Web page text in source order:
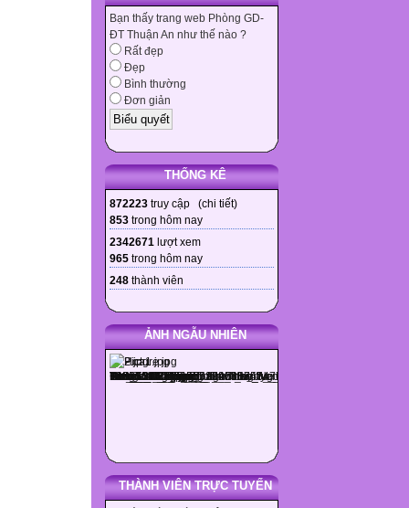
Bạn thấy trang web Phòng GD-
ĐT Thuận An như thế nào ?
Rất đẹp
Đẹp
Bình thường
Đơn giản
THỐNG KÊ
872223 truy cập (chi tiết)
853 trong hôm nay
2342671 lượt xem
965 trong hôm nay
248 thành viên
ẢNH NGẪU NHIÊN
THÀNH VIÊN TRỰC TUYẾN